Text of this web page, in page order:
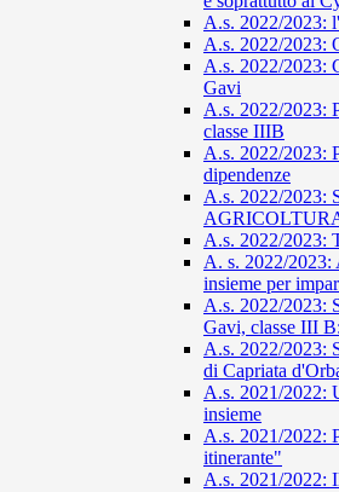
A.s. 2022/2023:
A.s. 2022/2023:
A.s. 2022/2023:
Gavi
A.s. 2022/2023:
classe IIIB
A.s. 2022/2023:
dipendenze
A.s. 2022/
A.s. 2022/2023:
A. s. 2022/2023:
insieme per
A.s. 2022/2023:
Gavi, classe III
A.s. 2022/2023:
di Capriata
A.s. 2021/2022:
insieme
A.s. 2021/2022:
itinerante"
A.s. 2021/2022: